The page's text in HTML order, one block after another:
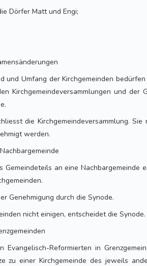
Dörfer Matt und Engi;
und Umfang der Kirchgemeinden
Kirchgemeindeversammlungen und der
die Kirchgemeindeversammlung. Sie
werden.
Gemeindeteils an eine Nachbargemeinde
Genehmigung durch die Synode.
nicht einigen, entscheidet die Synode.
Evangelisch-Reformierten in
zu einer Kirchgemeinde des jeweils